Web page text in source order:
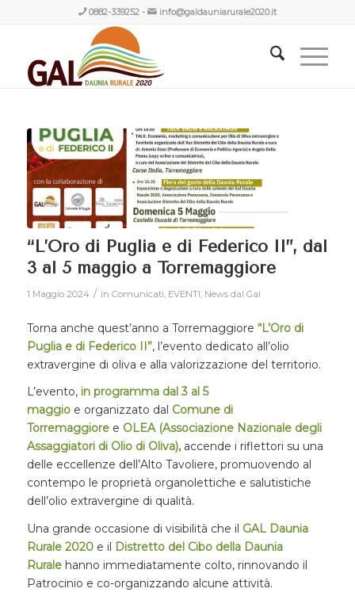
0882-339252- info@galdauniarurale2020.it
“L’Oro di Puglia e di Federico II”, dal
3 al 5 maggio a Torremaggiore
1 Maggio 2024 / in Comunicati EVENTI News dal Gal
Torna anche quest’anno a Torremaggiore “L’Oro di
Puglia e di Federico II”, l’evento dedicato all’olio
extravergine di oliva e alla valorizzazione del territorio.
L’evento, in programma dal 3 al 5
maggio e organizzato dal Comune di
Torremaggioree OLEA (Associazione Nazionale degli
Assaggiatori di Olio di Oliva), accende i riflettori su una
delle eccellenze dell’Alto Tavoliere, promuovendo al
contempo le proprietà organolettiche e salutistiche
dell’olio extravergine di qualità.
Una grande occasione di visibilità che il GAL Daunia
Rurale 2020e il
Distretto del Cibo della Daunia
Ruralehanno immediatamente colto, rinnovando il
Patrocinio e co-organizzando alcune attività.